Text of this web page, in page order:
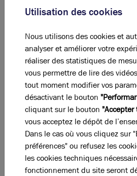
Total Cellule Lot 1
Total Cellule Lot 3
Total
DPE & GES
Utilisation des cookies
Nous utilisons des cookies et
analyser et améliorer votre
réaliser des statistiques de
vous permettre de lire des
tout moment modifier vos
désactivant le bouton
cliquant sur le bouton "Accepter
vous acceptez le dépôt de
Dans le cas où vous cliquez sur
préférences" ou refusez les
les cookies techniques
fonctionnement du site seront